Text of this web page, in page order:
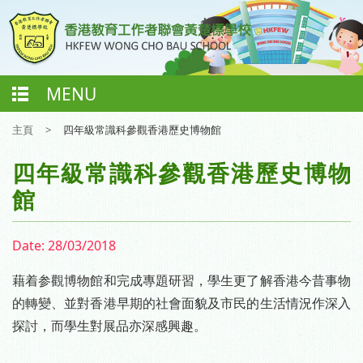
MENU
主頁 > 四年級常識科參觀香港歷史博物館
四年級常識科參觀香港歷史博物
館
Date: 28/03/2018
藉着参觀博物館和完成專題研習，學生更了解香港今昔事物
的轉變、並對香港早期的社會面貌及市民的生活情況作深入
探討，而學生對展品亦深感興趣。